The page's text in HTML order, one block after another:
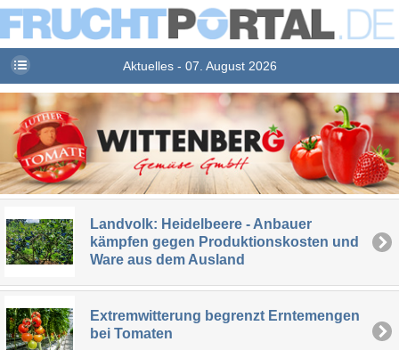
Aktuelles - 07. August 2026
Landvolk: Heidelbeere - Anbauer
kämpfen gegen Produktionskosten und
Ware aus dem Ausland
Extremwitterung begrenzt Erntemengen
bei Tomaten